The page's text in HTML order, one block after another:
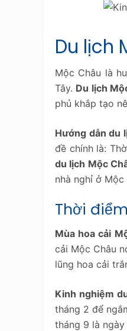
Du lịch
Mộc Châu là
Tây. Du lịch
phủ khắp tạo
Hướng dẫn du
đề chính là:
du lịch Mộc
nhà nghỉ ở
Thời
Mùa hoa cải
cải Mộc Châu
lũng hoa cải
Kinh nghiệm
tháng 2 để
tháng 9 là